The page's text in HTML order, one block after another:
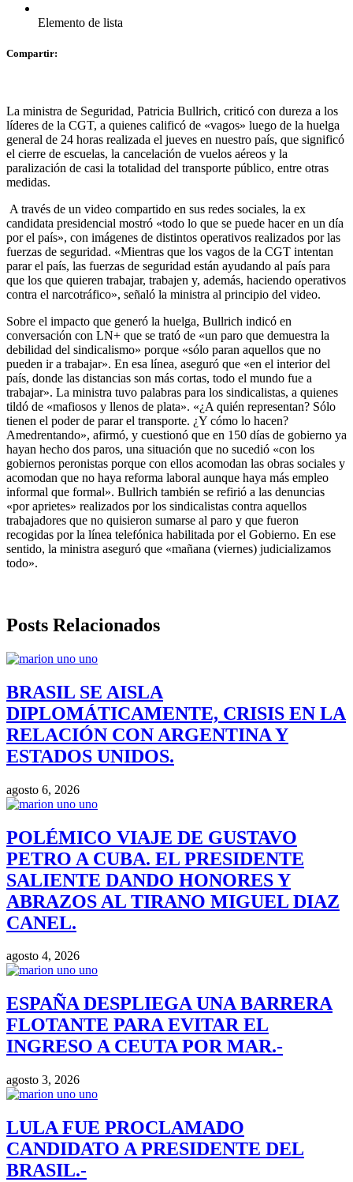
Elemento de lista
Compartir:
La ministra de Seguridad, Patricia Bullrich, criticó con dureza a los
líderes de la CGT, a quienes calificó de «vagos» luego de la huelga
general de 24 horas realizada el jueves en nuestro país, que significó
el cierre de escuelas, la cancelación de vuelos aéreos y la
paralización de casi la totalidad del transporte público, entre otras
medidas.
A través de un video compartido en sus redes sociales, la ex
candidata presidencial mostró «todo lo que se puede hacer en un día
por el país», con imágenes de distintos operativos realizados por las
fuerzas de seguridad. «Mientras que los vagos de la CGT intentan
parar el país, las fuerzas de seguridad están ayudando al país para
que los que quieren trabajar, trabajen y, además, haciendo operativos
contra el narcotráfico», señaló la ministra al principio del video.
Sobre el impacto que generó la huelga, Bullrich indicó en
conversación con LN+ que se trató de «un paro que demuestra la
debilidad del sindicalismo» porque «sólo paran aquellos que no
pueden ir a trabajar». En esa línea, aseguró que «en el interior del
país, donde las distancias son más cortas, todo el mundo fue a
trabajar». La ministra tuvo palabras para los sindicalistas, a quienes
tildó de «mafiosos y llenos de plata». «¿A quién representan? Sólo
tienen el poder de parar el transporte. ¿Y cómo lo hacen?
Amedrentando», afirmó, y cuestionó que en 150 días de gobierno ya
hayan hecho dos paros, una situación que no sucedió «con los
gobiernos peronistas porque con ellos acomodan las obras sociales y
acomodan que no haya reforma laboral aunque haya más empleo
informal que formal». Bullrich también se refirió a las denuncias
«por aprietes» realizados por los sindicalistas contra aquellos
trabajadores que no quisieron sumarse al paro y que fueron
recogidas por la línea telefónica habilitada por el Gobierno. En ese
sentido, la ministra aseguró que «mañana (viernes) judicializamos
todo».
Posts Relacionados
BRASIL SE AISLA
DIPLOMÁTICAMENTE, CRISIS EN LA
RELACIÓN CON ARGENTINA Y
ESTADOS UNIDOS.
agosto 6, 2026
POLÉMICO VIAJE DE GUSTAVO
PETRO A CUBA. EL PRESIDENTE
SALIENTE DANDO HONORES Y
ABRAZOS AL TIRANO MIGUEL DIAZ
CANEL.
agosto 4, 2026
ESPAÑA DESPLIEGA UNA BARRERA
FLOTANTE PARA EVITAR EL
INGRESO A CEUTA POR MAR.-
agosto 3, 2026
LULA FUE PROCLAMADO
CANDIDATO A PRESIDENTE DEL
BRASIL.-